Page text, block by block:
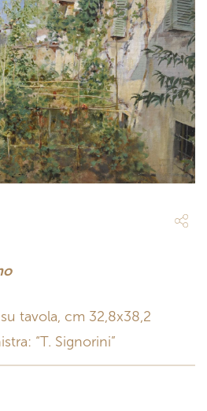
tavola, cm 32,8x38,2
“T. Signorini”